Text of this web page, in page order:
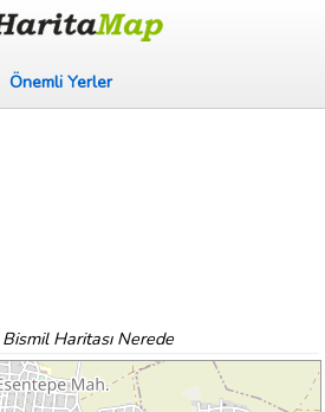
Önemli Yerler
Bismil Haritası Nerede